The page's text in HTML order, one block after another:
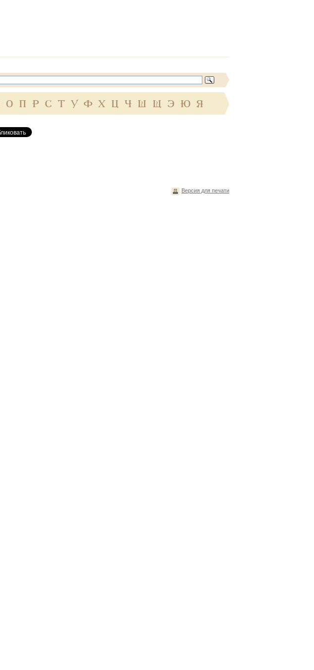
О П Р С Т У Ф Х Ц Ч Ш Щ Э Ю Я
Версия для печати